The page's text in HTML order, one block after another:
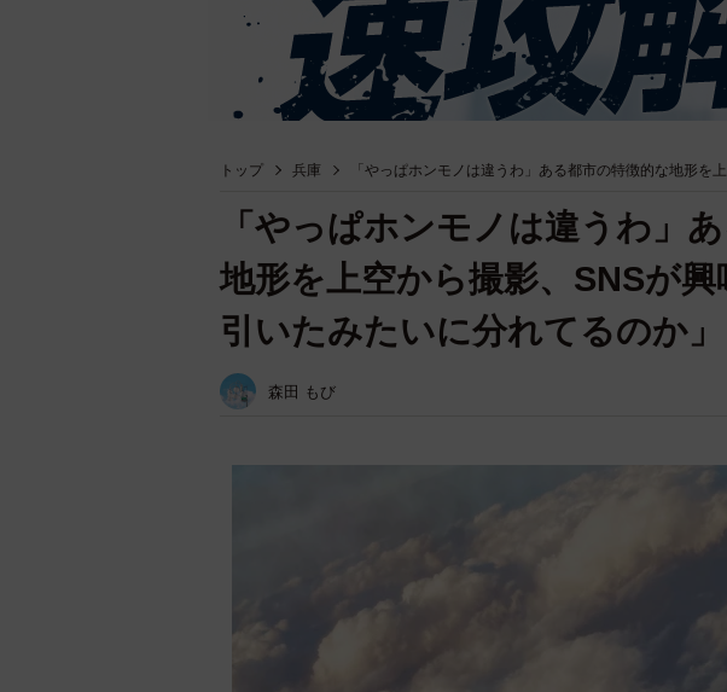
トップ 兵庫 「やっぱホンモノは違うわ」ある都市の特徴的な地形を
「やっぱホンモノは違うわ」
地形を上空から撮影、SNSが
引いたみたいに分れてるのか」
森田 もび